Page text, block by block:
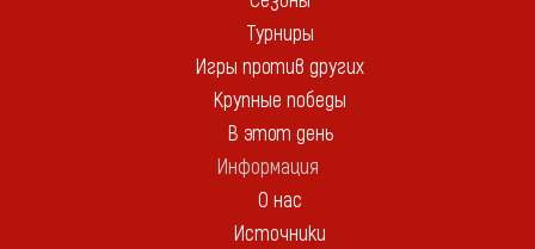
Турниры
Игры против других
Крупные победы
В этот день
Информация
О нас
Источники